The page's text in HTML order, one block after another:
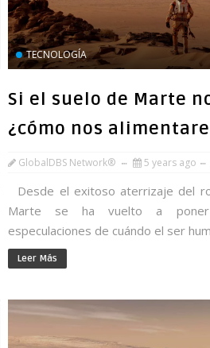
TECNOLOGÍA
Si el suelo de Marte
¿cómo nos
GlobalDBS Network® 5 years ago
Desde el exitoso aterrizaje del
Marte se ha vuelto a
especulaciones de cuándo el ser
Leer Más